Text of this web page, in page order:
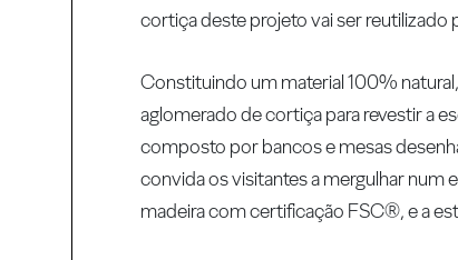
cortiça deste projeto vai ser reutilizado
Constituindo um material 100%
aglomerado de cortiça para revestir a
composto por bancos e mesas
convida os visitantes a mergulhar num
madeira com certificação FSC®, e a